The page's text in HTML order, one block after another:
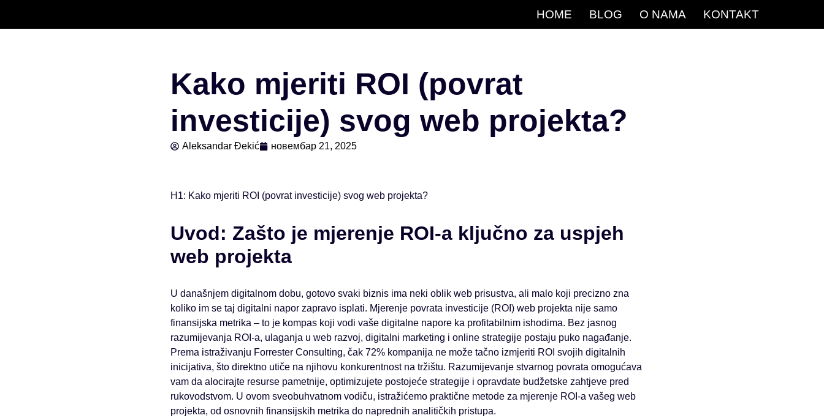
HOME BLOG O NAMA KONTAKT
Kako mjeriti ROI (povrat
investicije) svog web projekta?
Aleksandar Đekić новембар 21, 2025
H1: Kako mjeriti ROI (povrat investicije) svog web projekta?
Uvod: Zašto je mjerenje ROI-a ključno za uspjeh
web projekta
U današnjem digitalnom dobu, gotovo svaki biznis ima neki oblik web prisustva, ali malo koji precizno zna
koliko im se taj digitalni napor zapravo isplati. Mjerenje povrata investicije (ROI) web projekta nije samo
finansijska metrika – to je kompas koji vodi vaše digitalne napore ka profitabilnim ishodima. Bez jasnog
razumijevanja ROI-a, ulaganja u web razvoj, digitalni marketing i online strategije postaju puko nagađanje.
Prema istraživanju Forrester Consulting, čak 72% kompanija ne može tačno izmjeriti ROI svojih digitalnih
inicijativa, što direktno utiče na njihovu konkurentnost na tržištu. Razumijevanje stvarnog povrata omogućava
vam da alocirajte resurse pametnije, optimizujete postojeće strategije i opravdate budžetske zahtjeve pred
rukovodstvom. U ovom sveobuhvatnom vodiču, istražićemo praktične metode za mjerenje ROI-a vašeg web
projekta, od osnovnih finansijskih metrika do naprednih analitičkih pristupa.